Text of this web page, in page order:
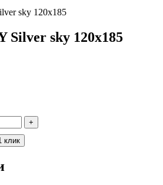
sky 120x185
Silver sky 120x185
+
клик